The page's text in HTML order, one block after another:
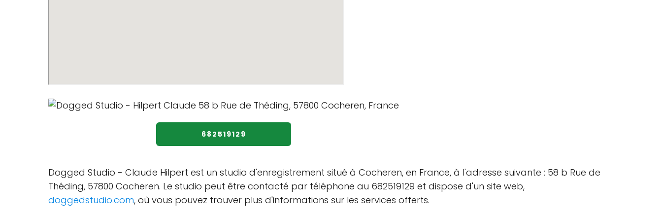
682519129
Dogged Studio - Claude Hilpert est un studio d'enregistrement situé à Cocheren, en France, à l'adresse suivante : 58 b Rue de
Théding, 57800 Cocheren. Le studio peut être contacté par téléphone au 682519129 et dispose d'un site web,
doggedstudio.com, où vous pouvez trouver plus d'informations sur les services offerts.